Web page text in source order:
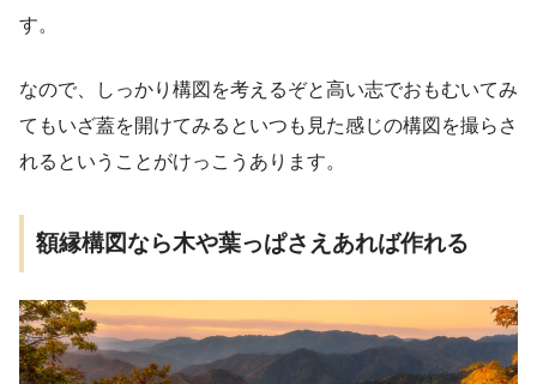
す。
なので、しっかり構図を考えるぞと高い志でおもむいてみ
てもいざ蓋を開けてみるといつも見た感じの構図を撮らさ
れるということがけっこうあります。
額縁構図なら木や葉っぱさえあれば作れる